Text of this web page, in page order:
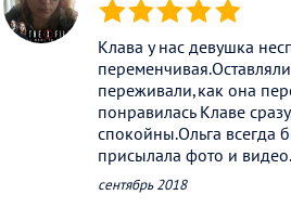
(*) (*) (*) (*) (*)
Клава у нас девушка
переживали,как она
понравилась Клаве
спокойны.Ольга всегда
присылала фото и видео.
сентябрь 2018